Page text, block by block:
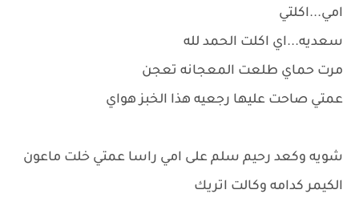
امي...اكلتي
سعديه...اي اكلت الحمد لله
مرت حماي طلعت المعجانه تعجن
عمتي صاحت عليها رجعيه هذا الخبز هواي
شويه وكعد رحيم سلم على امي راسا عمتي خلت ماعون
الكيمر كدامه وكالت اتريك